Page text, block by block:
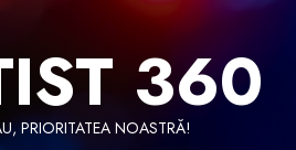
360
PRIORITATEA NOASTRĂ!